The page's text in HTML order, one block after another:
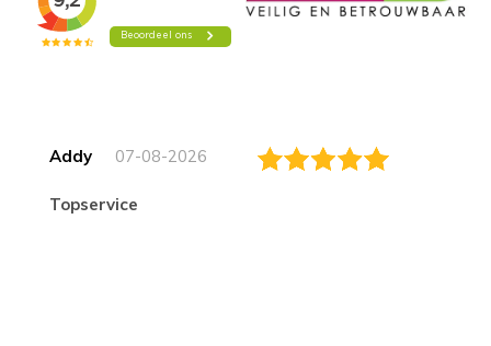
Addy 07-08-2026
topservice